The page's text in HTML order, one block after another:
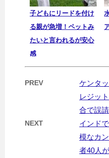
子どもにリードを付け
る親が急増！ペットみ
たいと言われるが安心
感
PREV
ケンタ
レジッ
合で誤
NEXT
インド
模なカ
者40人